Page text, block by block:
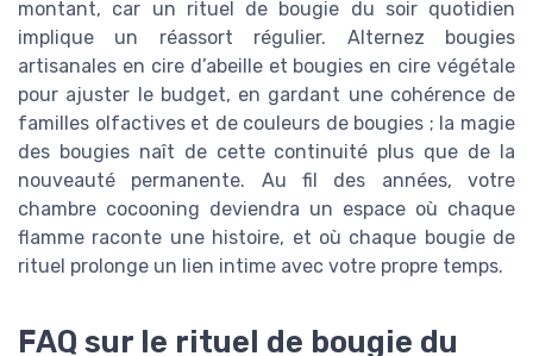
montant, car un rituel de bougie du soir quotidien
implique un réassort régulier. Alternez bougies
artisanales en cire d’abeille et bougies en cire végétale
pour ajuster le budget, en gardant une cohérence de
familles olfactives et de couleurs de bougies ; la magie
des bougies naît de cette continuité plus que de la
nouveauté permanente. Au fil des années, votre
chambre cocooning deviendra un espace où chaque
flamme raconte une histoire, et où chaque bougie de
rituel prolonge un lien intime avec votre propre temps.
FAQ sur le rituel de bougie du